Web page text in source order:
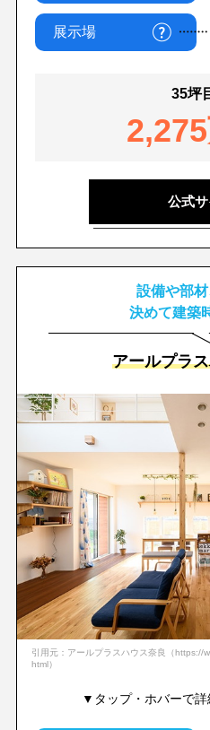
設備や部
決めて建築
アールプラ
引用元：アールプラスハウス奈良（https://
html）
▼タップ・ホバーで
展示場
35坪
公式サ